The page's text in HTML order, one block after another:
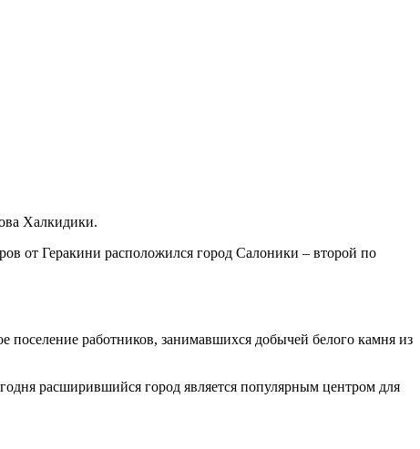
Халкидики.
от Геракини расположился город Салоники – второй по
поселение работников, занимавшихся добычей белого камня из
расширившийся город является популярным центром для